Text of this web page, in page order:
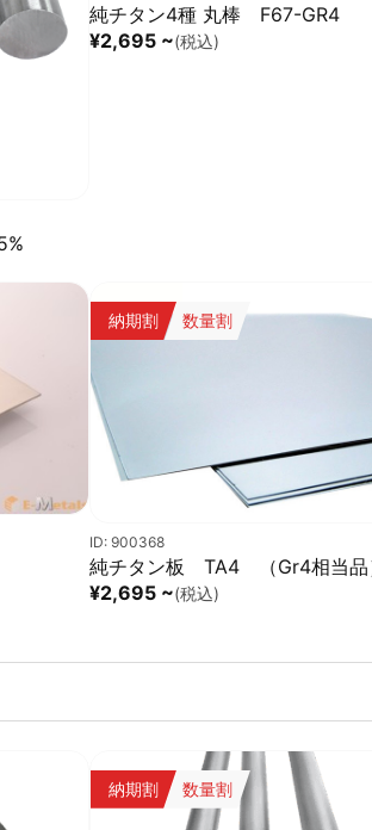
純チタン4種 丸棒 F67-GR4
¥2,695 ~(税込)
納期割 数量割
ID: 900368
純チタン板 TA4 （Gr4相当品
¥2,695 ~(税込)
納期割 数量割